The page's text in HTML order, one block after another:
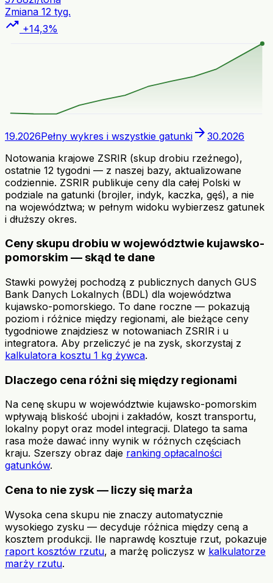
Zmiana 12 tyg.
trending_up +14,3%
19.2026Pełny wykres i wszystkie gatunki arrow_forward 30.2026
Notowania krajowe ZSRIR (skup drobiu rzeźnego),
ostatnie 12 tygodni — z naszej bazy, aktualizowane
codziennie. ZSRIR publikuje ceny dla całej Polski w
podziale na gatunki (brojler, indyk, kaczka, gęś), a nie
na województwa; w pełnym widoku wybierzesz gatunek
i dłuższy okres.
Ceny skupu drobiu w województwie kujawsko-
pomorskim — skąd te dane
Stawki powyżej pochodzą z publicznych danych GUS
Bank Danych Lokalnych (BDL) dla województwa
kujawsko-pomorskiego. To dane roczne — pokazują
poziom i różnice między regionami, ale bieżące ceny
tygodniowe znajdziesz w notowaniach ZSRIR i u
integratora. Aby przeliczyć je na zysk, skorzystaj z
kalkulatora kosztu 1 kg żywca.
Dlaczego cena różni się między regionami
Na cenę skupu w województwie kujawsko-pomorskim
wpływają bliskość ubojni i zakładów, koszt transportu,
lokalny popyt oraz model integracji. Dlatego ta sama
rasa może dawać inny wynik w różnych częściach
kraju. Szerszy obraz daje ranking opłacalności
gatunków.
Cena to nie zysk — liczy się marża
Wysoka cena skupu nie znaczy automatycznie
wysokiego zysku — decyduje różnica między ceną a
kosztem produkcji. Ile naprawdę kosztuje rzut, pokazuje
raport kosztów rzutu, a marżę policzysz w kalkulatorze
marży rzutu.